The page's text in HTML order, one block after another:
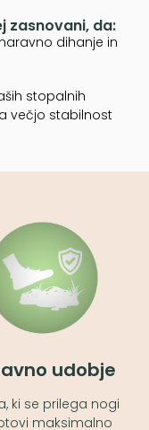
zasnovani, da:
dihanje in
stopalnih
večjo stabilnost
udobje
ki se prilega nogi
maksimalno